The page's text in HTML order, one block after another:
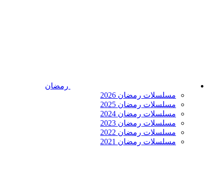
رمضان
مسلسلات رمضان 2026
مسلسلات رمضان 2025
مسلسلات رمضان 2024
مسلسلات رمضان 2023
مسلسلات رمضان 2022
مسلسلات رمضان 2021